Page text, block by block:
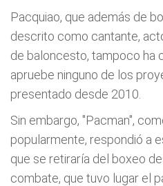
Pacquiao, que además de
descrito como cantante,
de baloncesto, tampoco ha
apruebe ninguno de los
presentado desde 2010.
Sin embargo, "Pacman",
popularmente, respondió a
que se retiraría del boxeo
combate, que tuvo lugar el